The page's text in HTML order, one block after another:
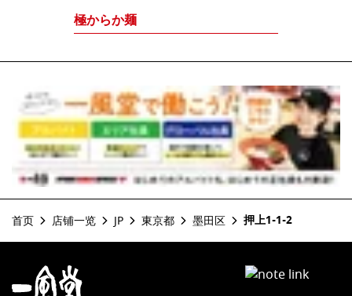
極からか麺
首页 店铺一览 JP 東京都 墨田区 押上1-1-2